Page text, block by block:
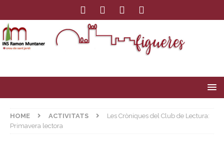
HOME ACTIVITATS
Les Cròniques del Club de Lectura:
Primavera lectora